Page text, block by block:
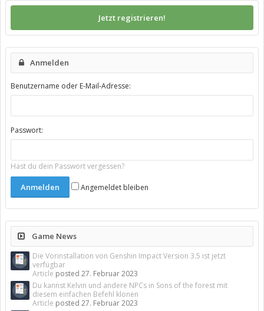
Jetzt registrieren!
Anmelden
Benutzername oder E-Mail-Adresse:
Passwort:
Hast du dein Passwort vergessen?
Angemeldet bleiben
Game News
Die Vorinstallation von Genshin Impact Version 3.5 ist jetzt
verfügbar
Article posted 27. Februar 2023
Du kannst Kelvin und andere NPCs in Sons of the forest mit
diesem einfachen Befehl klonen
Article posted 27. Februar 2023